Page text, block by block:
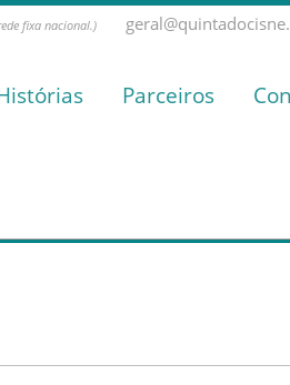
fixa nacional.)
Parceiros